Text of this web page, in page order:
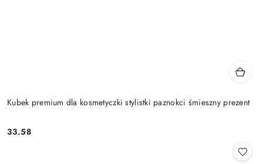
Kubek premium dla kosmetyczki stylistki paznokci śmieszny prezent
Cena:
33.58